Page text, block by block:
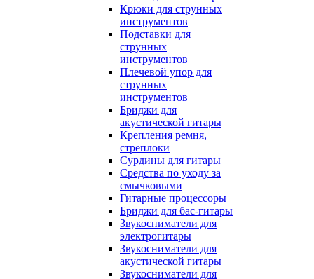
Крюки для струнных
инструментов
Подставки для
струнных
инструментов
Плечевой упор для
струнных
инструментов
Бриджи для
акустической гитары
Крепления ремня,
стреплоки
Сурдины для гитары
Средства по уходу за
смычковыми
Гитарные процессоры
Бриджи для бас-гитары
Звукосниматели для
электрогитары
Звукосниматели для
акустической гитары
Звукосниматели для